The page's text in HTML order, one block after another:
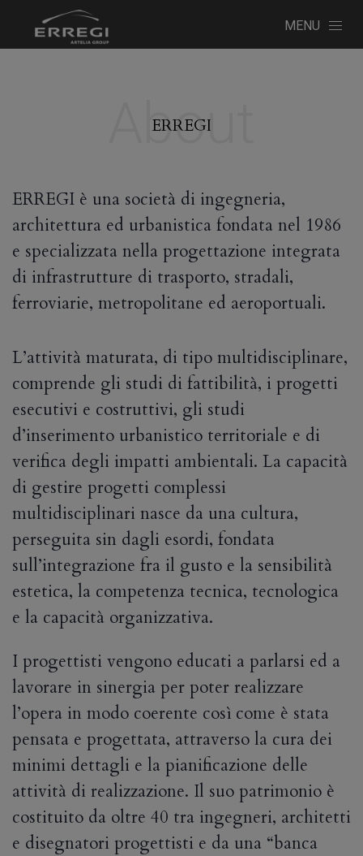
MENU
About
ERREGI
ERREGI è una società di ingegneria,
architettura ed urbanistica fondata nel 1986
e specializzata nella progettazione integrata
di infrastrutture di trasporto, stradali,
ferroviarie, metropolitane ed aeroportuali.
L’attività maturata, di tipo multidisciplinare,
comprende gli studi di fattibilità, i progetti
esecutivi e costruttivi, gli studi
d’inserimento urbanistico territoriale e di
verifica degli impatti ambientali. La capacità
di gestire progetti complessi
multidisciplinari nasce da una cultura,
perseguita sin dagli esordi, fondata
sull’integrazione fra il gusto e la sensibilità
estetica, la competenza tecnica, tecnologica
e la capacità organizzativa.
I progettisti vengono educati a parlarsi ed a
lavorare in sinergia per poter realizzare
l’opera in modo coerente così come è stata
pensata e progettata, attraverso la cura dei
minimi dettagli e la pianificazione delle
attività di realizzazione. Il suo patrimonio è
costituito da oltre 40 tra ingegneri, architetti
e disegnatori progettisti e da una “banca